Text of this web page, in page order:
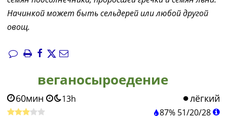
Начинкой может быть сельдерей или любой другой
овощ.
веганосыроедение
60мин 13h лёгкий
87% 51/20/28